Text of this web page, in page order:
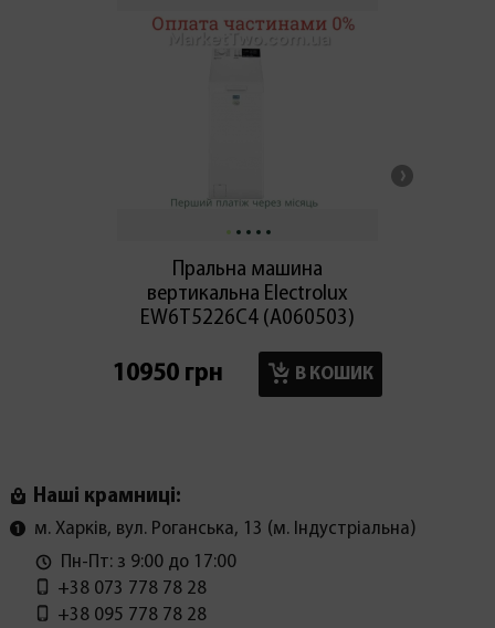
Пральна машина
вертикальна Electroluх
EW6T5226C4 (А060503)
10950 грн В КОШИК
Наші крамниці:
м. Харків, вул. Роганська, 13 (м. Індустріальна)
Пн-Пт: з 9:00 до 17:00
+38 073 778 78 28
+38 095 778 78 28